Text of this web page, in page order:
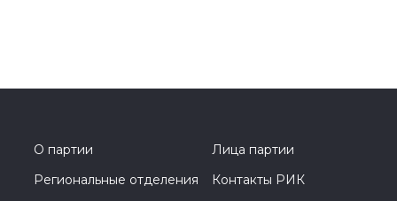
О партии
Лица партии
Региональные отделения
Контакты РИК